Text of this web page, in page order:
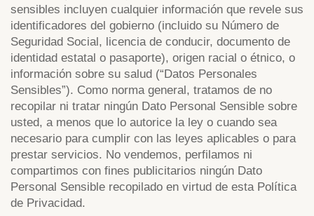
sensibles incluyen cualquier información que revele sus
identificadores del gobierno (incluido su Número de
Seguridad Social, licencia de conducir, documento de
identidad estatal o pasaporte), origen racial o étnico, o
información sobre su salud (“Datos Personales
Sensibles”). Como norma general, tratamos de no
recopilar ni tratar ningún Dato Personal Sensible sobre
usted, a menos que lo autorice la ley o cuando sea
necesario para cumplir con las leyes aplicables o para
prestar servicios. No vendemos, perfilamos ni
compartimos con fines publicitarios ningún Dato
Personal Sensible recopilado en virtud de esta Política
de Privacidad.